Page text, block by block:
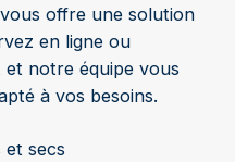
offre une solution
en ligne ou
et notre équipe vous
à vos besoins.
et secs